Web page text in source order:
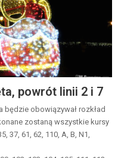
powrót linii 2 i 7
będzie obowiązywał rozkład
zostaną wszystkie kursy
37, 61, 62, 110, A, B, N1,